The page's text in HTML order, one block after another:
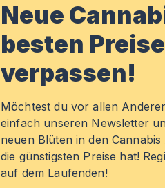
Neue
besten
verpassen!
Möchtest du vor allen
einfach unseren Newsletter
neuen Blüten in den
die günstigsten Preise hat!
auf dem Laufenden!